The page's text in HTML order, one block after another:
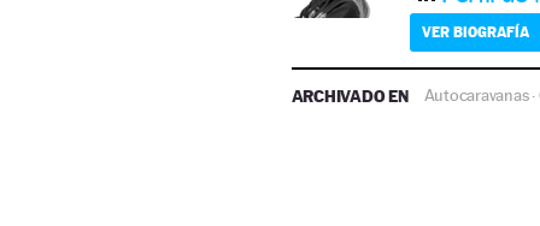
VER BIOGRAFÍA
ARCHIVADO EN Autocaravanas·